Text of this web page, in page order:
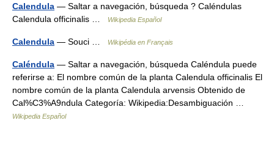
Calendula — Saltar a navegación, búsqueda ? Caléndulas
Calendula officinalis …
Wikipedia Español
Calendula — Souci … Wikipédia en Français
Caléndula — Saltar a navegación, búsqueda Caléndula puede
referirse a: El nombre común de la planta Calendula officinalis El
nombre común de la planta Calendula arvensis Obtenido de
Cal%C3%A9ndula Categoría: Wikipedia:Desambiguación …
Wikipedia Español